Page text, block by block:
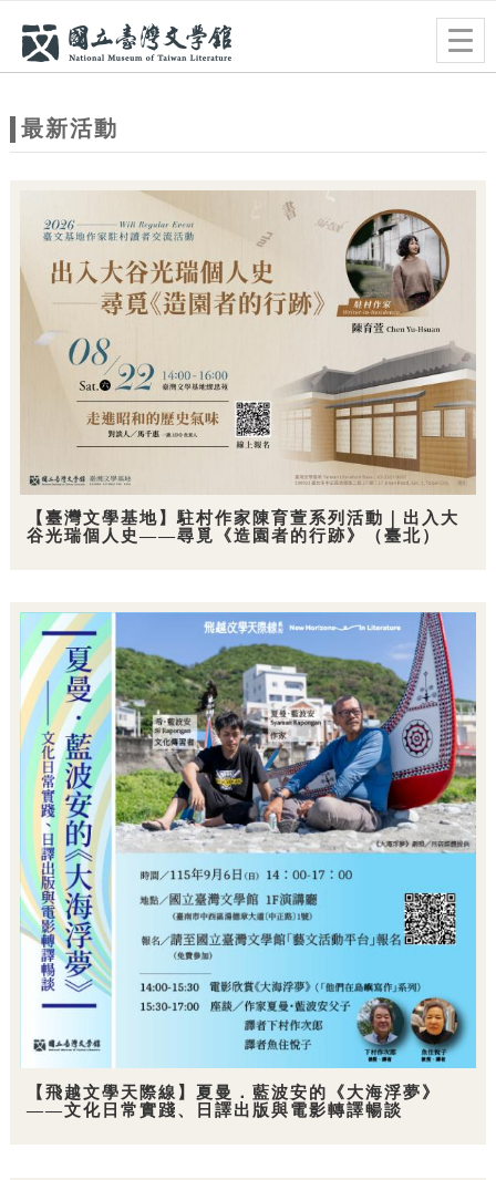
站最新活動
【臺灣文學基地】駐村作家陳育萱系列活動｜出入大
谷光瑞個人史——尋覓《造園者的行跡》（臺北）
【飛越文學天際線】夏曼．藍波安的《大海浮夢》
——文化日常實踐、日譯出版與電影轉譯暢談